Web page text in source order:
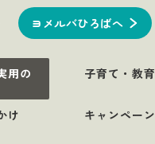
ヨメルバひろばへ
用の 子育て・教育
け
キャンペーン